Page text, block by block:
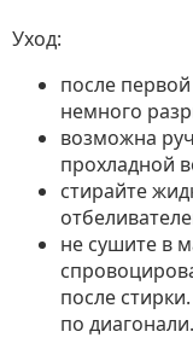
Уход:
после
немного
возможна
прохладной
стирайте
не сушите в
после
по диагонали.